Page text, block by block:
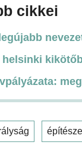
cikkei
helsinki